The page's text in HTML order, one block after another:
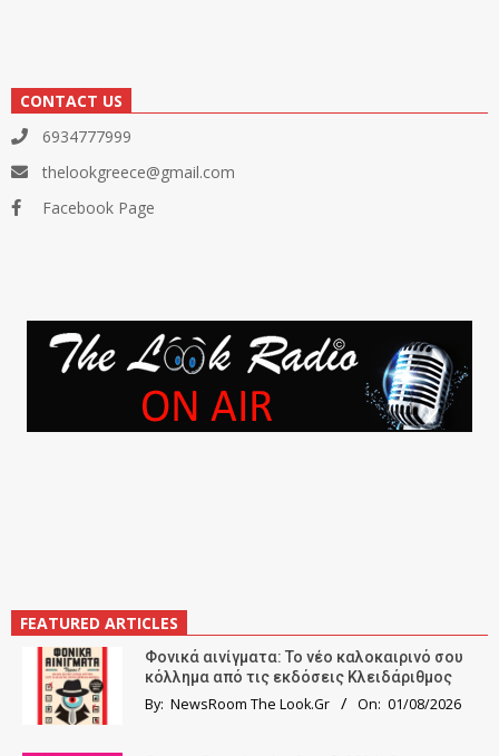
CONTACT US
6934777999
thelookgreece@gmail.com
Facebook Page
FEATURED ARTICLES
Φονικά αινίγματα: Το νέο καλοκαιρινό σου
κόλλημα από τις εκδόσεις Κλειδάριθμος
By: NewsRoom The Look.Gr On: 01/08/2026